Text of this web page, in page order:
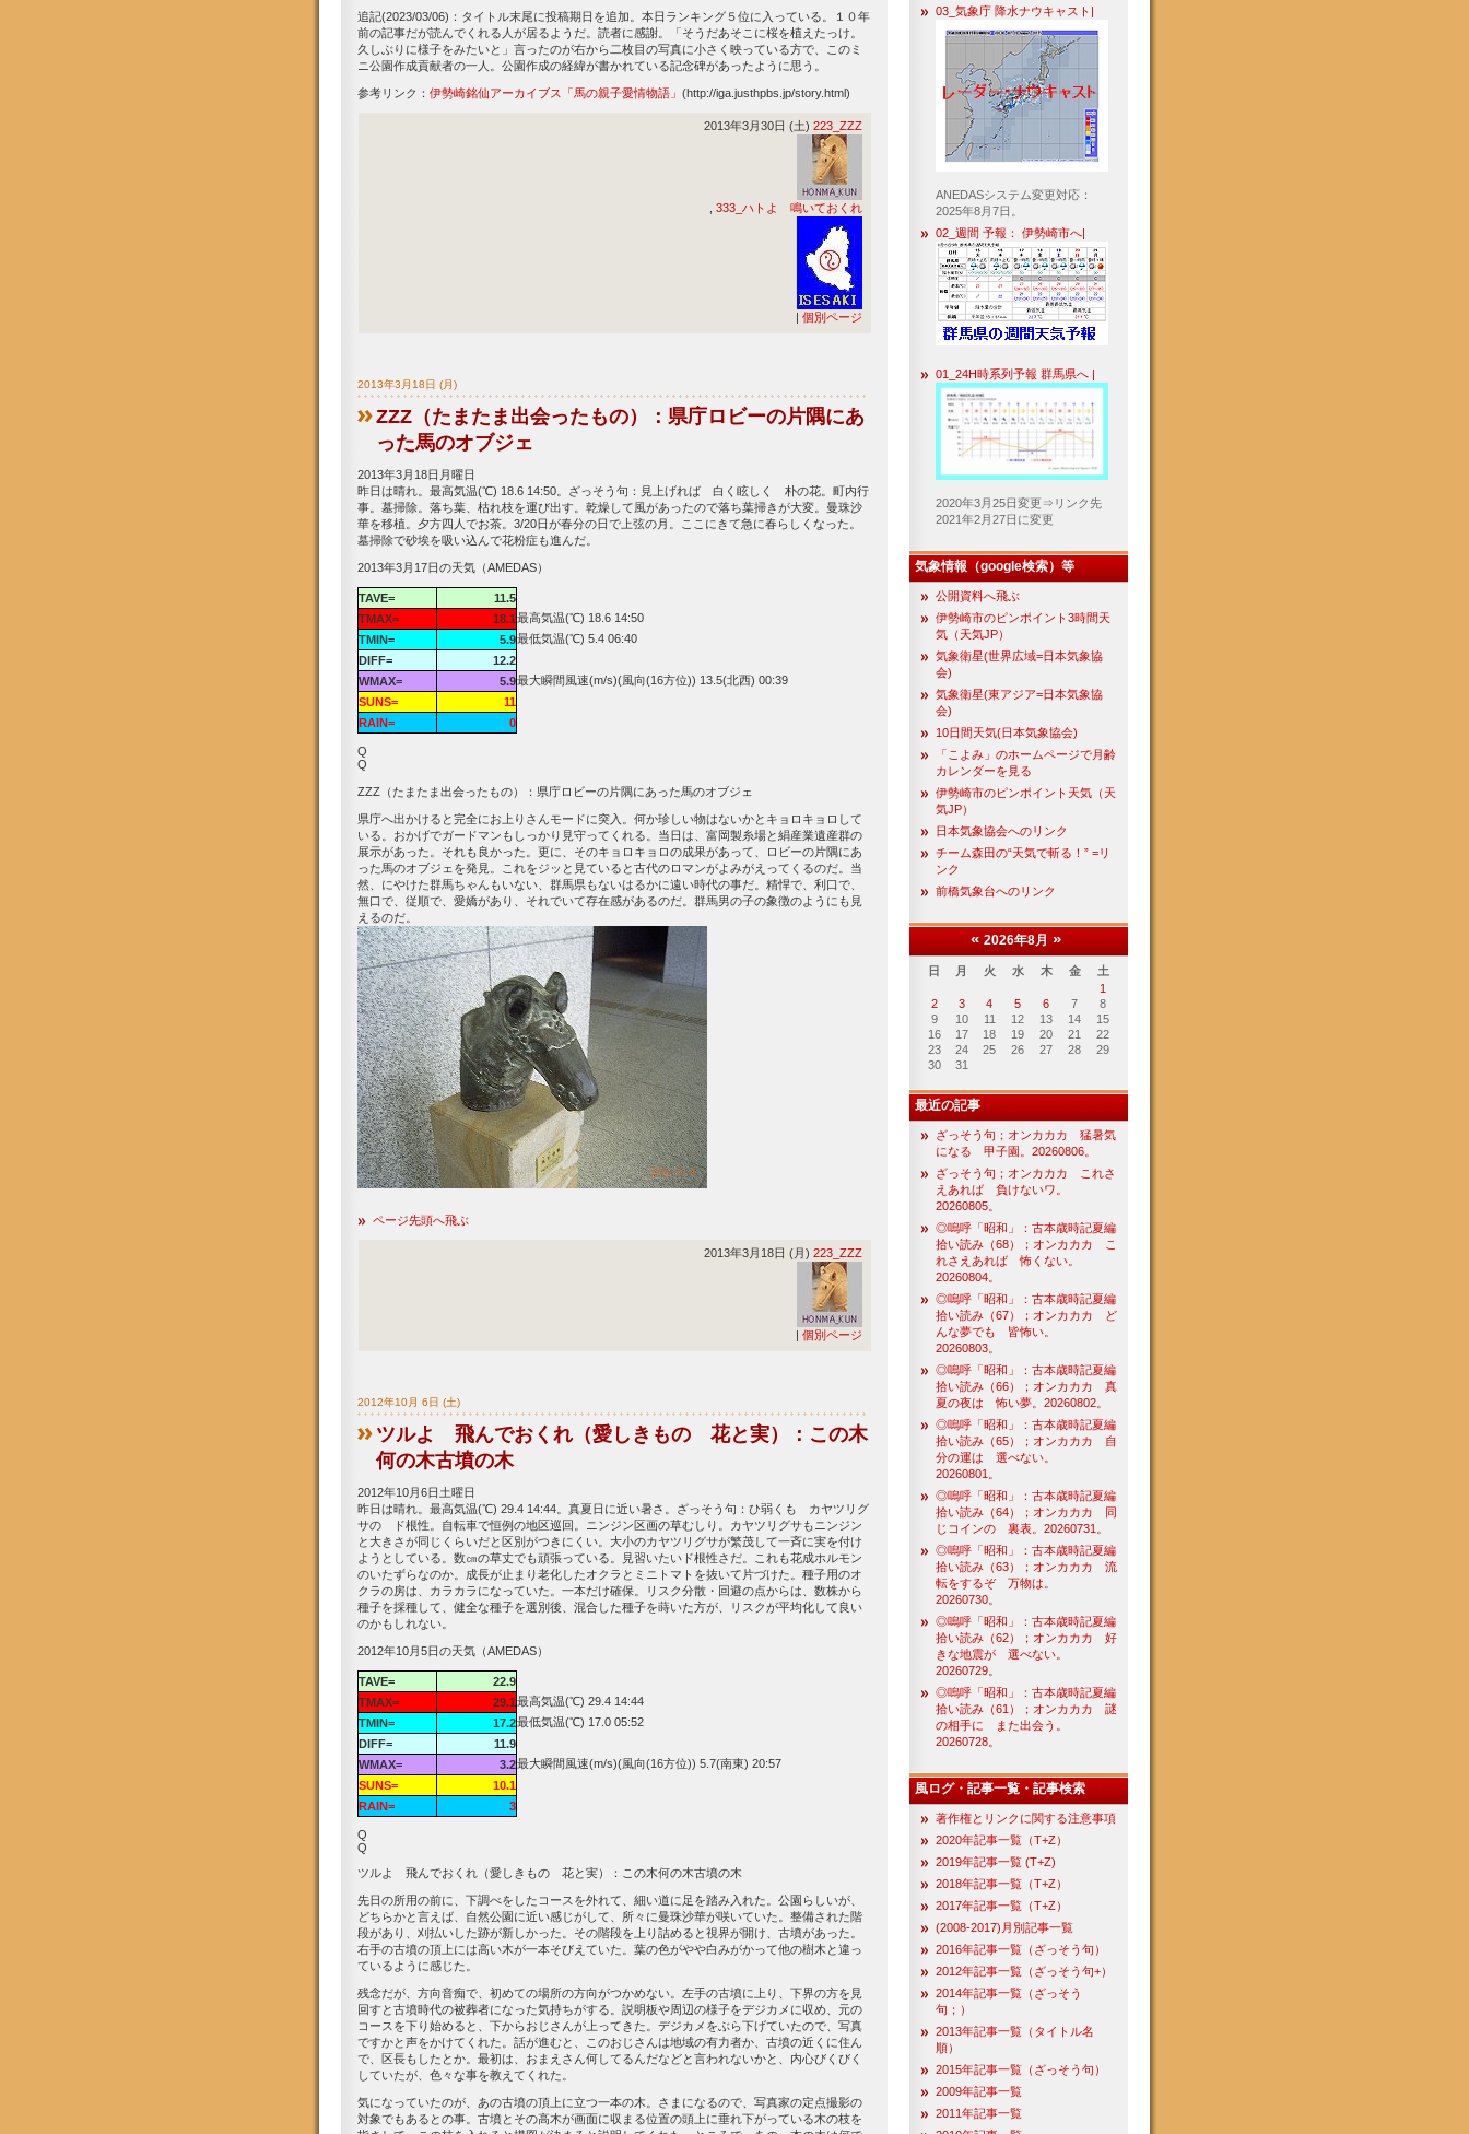
追記(2023/03/06)：タイトル末尾に投稿期日を追加。本日ランキング５位に入っている。１０年
前の記事だが読んでくれる人が居るようだ。読者に感謝。「そうだあそこに桜を植えたっけ。
久しぶりに様子をみたいと」言ったのが右から二枚目の写真に小さく映っている方で、このミ
ニ公園作成貢献者の一人。公園作成の経緯が書かれている記念碑があったように思う。
参考リンク： 伊勢崎銘仙アーカイブス「馬の親子愛情物語」 (http://iga.justhpbs.jp/story.html)
2013年3月30日 (土) 223_ZZZ
333_ハトよ 鳴いておくれ
| 個別ページ
2013年3月18日 (月)
ZZZ（たまたま出会ったもの）：県庁ロビーの片隅にあ
った馬のオブジェ
2013年3月18日月曜日
昨日は晴れ。最高気温(℃) 18.6 14:50。ざっそう句：見上げれば 白く眩しく 朴の花。町内行
事。墓掃除。落ち葉、枯れ枝を運び出す。乾燥して風があったので落ち葉掃きが大変。曼珠沙
華を移植。夕方四人でお茶。3/20日が春分の日で上弦の月。ここにきて急に春らしくなった。
墓掃除で砂埃を吸い込んで花粉症も進んだ。
2013年3月17日の天気（AMEDAS）
TAVE=
11.5
TMAX=
18.1最高気温(℃) 18.6 14:50
TMIN=
5.9最低気温(℃) 5.4 06:40
DIFF=
12.2
WMAX=
5.9最大瞬間風速(m/s)(風向(16方位)) 13.5(北西) 00:39
SUNS=
11
RAIN=
0
Q
Q
ZZZ（たまたま出会ったもの）：県庁ロビーの片隅にあった馬のオブジェ
県庁へ出かけると完全にお上りさんモードに突入。何か珍しい物はないかとキョロキョロして
いる。おかげでガードマンもしっかり見守ってくれる。当日は、富岡製糸場と絹産業遺産群の
展示があった。それも良かった。更に、そのキョロキョロの成果があって、ロビーの片隅にあ
った馬のオブジェを発見。これをジッと見ていると古代のロマンがよみがえってくるのだ。当
然、にやけた群馬ちゃんもいない、群馬県もないはるかに遠い時代の事だ。精悍で、利口で、
無口で、従順で、愛嬌があり、それでいて存在感があるのだ。群馬男の子の象徴のようにも見
えるのだ。
ページ先頭へ飛ぶ
2013年3月18日 (月) 223_ZZZ
| 個別ページ
2012年10月 6日 (土)
ツルよ 飛んでおくれ（愛しきもの 花と実）：この木
何の木古墳の木
2012年10月6日土曜日
昨日は晴れ。最高気温(℃) 29.4 14:44。真夏日に近い暑さ。ざっそう句：ひ弱くも カヤツリグ
サの ド根性。自転車で恒例の地区巡回。ニンジン区画の草むしり。カヤツリグサもニンジン
と大きさが同じくらいだと区別がつきにくい。大小のカヤツリグサが繁茂して一斉に実を付け
ようとしている。数㎝の草丈でも頑張っている。見習いたいド根性さだ。これも花成ホルモン
のいたずらなのか。成長が止まり老化したオクラとミニトマトを抜いて片づけた。種子用のオ
クラの房は、カラカラになっていた。一本だけ確保。リスク分散・回避の点からは、数株から
種子を採種して、健全な種子を選別後、混合した種子を蒔いた方が、リスクが平均化して良い
のかもしれない。
2012年10月5日の天気（AMEDAS）
TAVE=
22.9
TMAX=
29.1最高気温(℃) 29.4 14:44
TMIN=
17.2最低気温(℃) 17.0 05:52
DIFF=
11.9
WMAX=
3.2最大瞬間風速(m/s)(風向(16方位)) 5.7(南東) 20:57
SUNS=
10.1
RAIN=
3
Q
Q
ツルよ 飛んでおくれ（愛しきもの 花と実）：この木何の木古墳の木
先日の所用の前に、下調べをしたコースを外れて、細い道に足を踏み入れた。公園らしいが、
どちらかと言えば、自然公園に近い感じがして、所々に曼珠沙華が咲いていた。整備された階
段があり、刈払いした跡が新しかった。その階段を上り詰めると視界が開け、古墳があった。
右手の古墳の頂上には高い木が一本そびえていた。葉の色がやや白みがかって他の樹木と違っ
ているように感じた。
残念だが、方向音痴で、初めての場所の方向がつかめない。左手の古墳に上り、下界の方を見
回すと古墳時代の被葬者になった気持ちがする。説明板や周辺の様子をデジカメに収め、元の
コースを下り始めると、下からおじさんが上ってきた。デジカメをぶら下げていたので、写真
ですかと声をかけてくれた。話が進むと、このおじさんは地域の有力者か、古墳の近くに住ん
で、区長もしたとか。最初は、おまえさん何してるんだなどと言われないかと、内心びくびく
していたが、色々な事を教えてくれた。
気になっていたのが、あの古墳の頂上に立つ一本の木。さまになるので、写真家の定点撮影の
対象でもあるとの事。古墳とその高木が画面に収まる位置の頭上に垂れ下がっている木の枝を
03_気象庁 降水ナウキャスト|
ANEDASシステム変更対応：
2025年8月7日。
02_週間 予報： 伊勢崎市へ|
01_24H時系列予報 群馬県へ |
2020年3月25日変更⇒リンク先
2021年2月27日に変更
気象情報（google検索）等
公開資料へ飛ぶ
伊勢崎市のピンポイント3時間天
気（天気JP）
気象衛星(世界広域=日本気象協
会)
気象衛星(東アジア=日本気象協
会)
10日間天気(日本気象協会)
「こよみ」のホームページで月齢
カレンダーを見る
伊勢崎市のピンポイント天気（天
気JP）
日本気象協会へのリンク
チーム森田の“天気で斬る！” =リ
ンク
前橋気象台へのリンク
« 2026年8月 »
日 月 火 水 木 金
土
1
2
3 4 5 6 7
8
9
10 11 12 13 14
15
16
17 18 19 20 21
22
23
24 25 26 27 28
29
30
31
最近の記事
ざっそう句；オンカカカ 猛暑気
になる 甲子園。20260806。
ざっそう句；オンカカカ これさ
えあれば 負けないワ。
20260805。
◎嗚呼「昭和」：古本歳時記夏編
拾い読み（68）；オンカカカ こ
れさえあれば 怖くない。
20260804。
◎嗚呼「昭和」：古本歳時記夏編
拾い読み（67）；オンカカカ ど
んな夢でも 皆怖い。
20260803。
◎嗚呼「昭和」：古本歳時記夏編
拾い読み（66）；オンカカカ 真
夏の夜は 怖い夢。20260802。
◎嗚呼「昭和」：古本歳時記夏編
拾い読み（65）；オンカカカ 自
分の運は 選べない。
20260801。
◎嗚呼「昭和」：古本歳時記夏編
拾い読み（64）；オンカカカ 同
じコインの 裏表。20260731。
◎嗚呼「昭和」：古本歳時記夏編
拾い読み（63）；オンカカカ 流
転をするぞ 万物は。
20260730。
◎嗚呼「昭和」：古本歳時記夏編
拾い読み（62）；オンカカカ 好
きな地震が 選べない。
20260729。
◎嗚呼「昭和」：古本歳時記夏編
拾い読み（61）；オンカカカ 謎
の相手に また出会う。
20260728。
風ログ・記事一覧・記事検索
著作権とリンクに関する注意事項
2020年記事一覧（T+Z）
2019年記事一覧 (T+Z)
2018年記事一覧（T+Z）
2017年記事一覧（T+Z）
(2008-2017)月別記事一覧
2016年記事一覧（ざっそう句）
2012年記事一覧（ざっそう句+）
2014年記事一覧（ざっそう
句；）
2013年記事一覧（タイトル名
順）
2015年記事一覧（ざっそう句）
2009年記事一覧
2011年記事一覧